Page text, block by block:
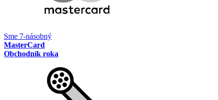
Sme 7-násobný
MasterCard
Obchodník roka